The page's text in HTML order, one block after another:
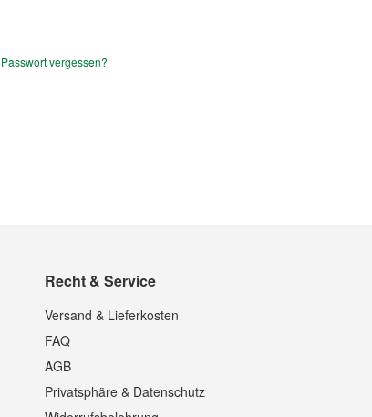
Passwort vergessen?
Recht & Service
Versand & Lieferkosten
FAQ
AGB
Privatsphäre & Datenschutz